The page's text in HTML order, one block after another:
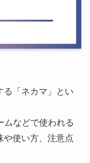
る「ネカマ」とい
ムなどで使われる
や使い方、注意点